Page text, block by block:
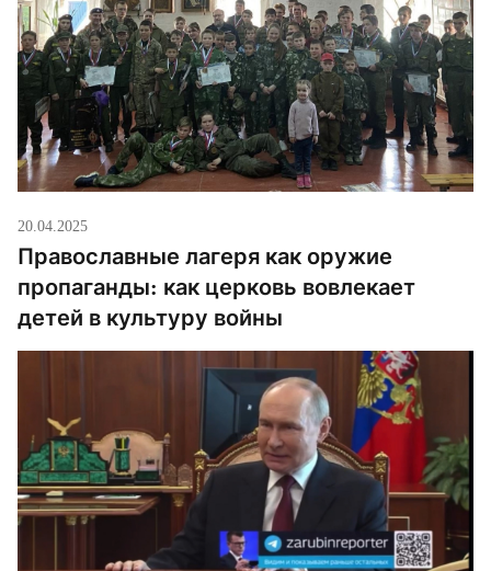
20.04.2025
Православные лагеря как оружие
пропаганды: как церковь вовлекает
детей в культуру войны